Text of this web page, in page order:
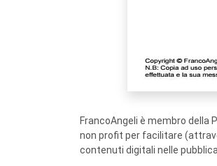
FrancoAngeli è membro della
non profit per facilitare
contenuti digitali nelle